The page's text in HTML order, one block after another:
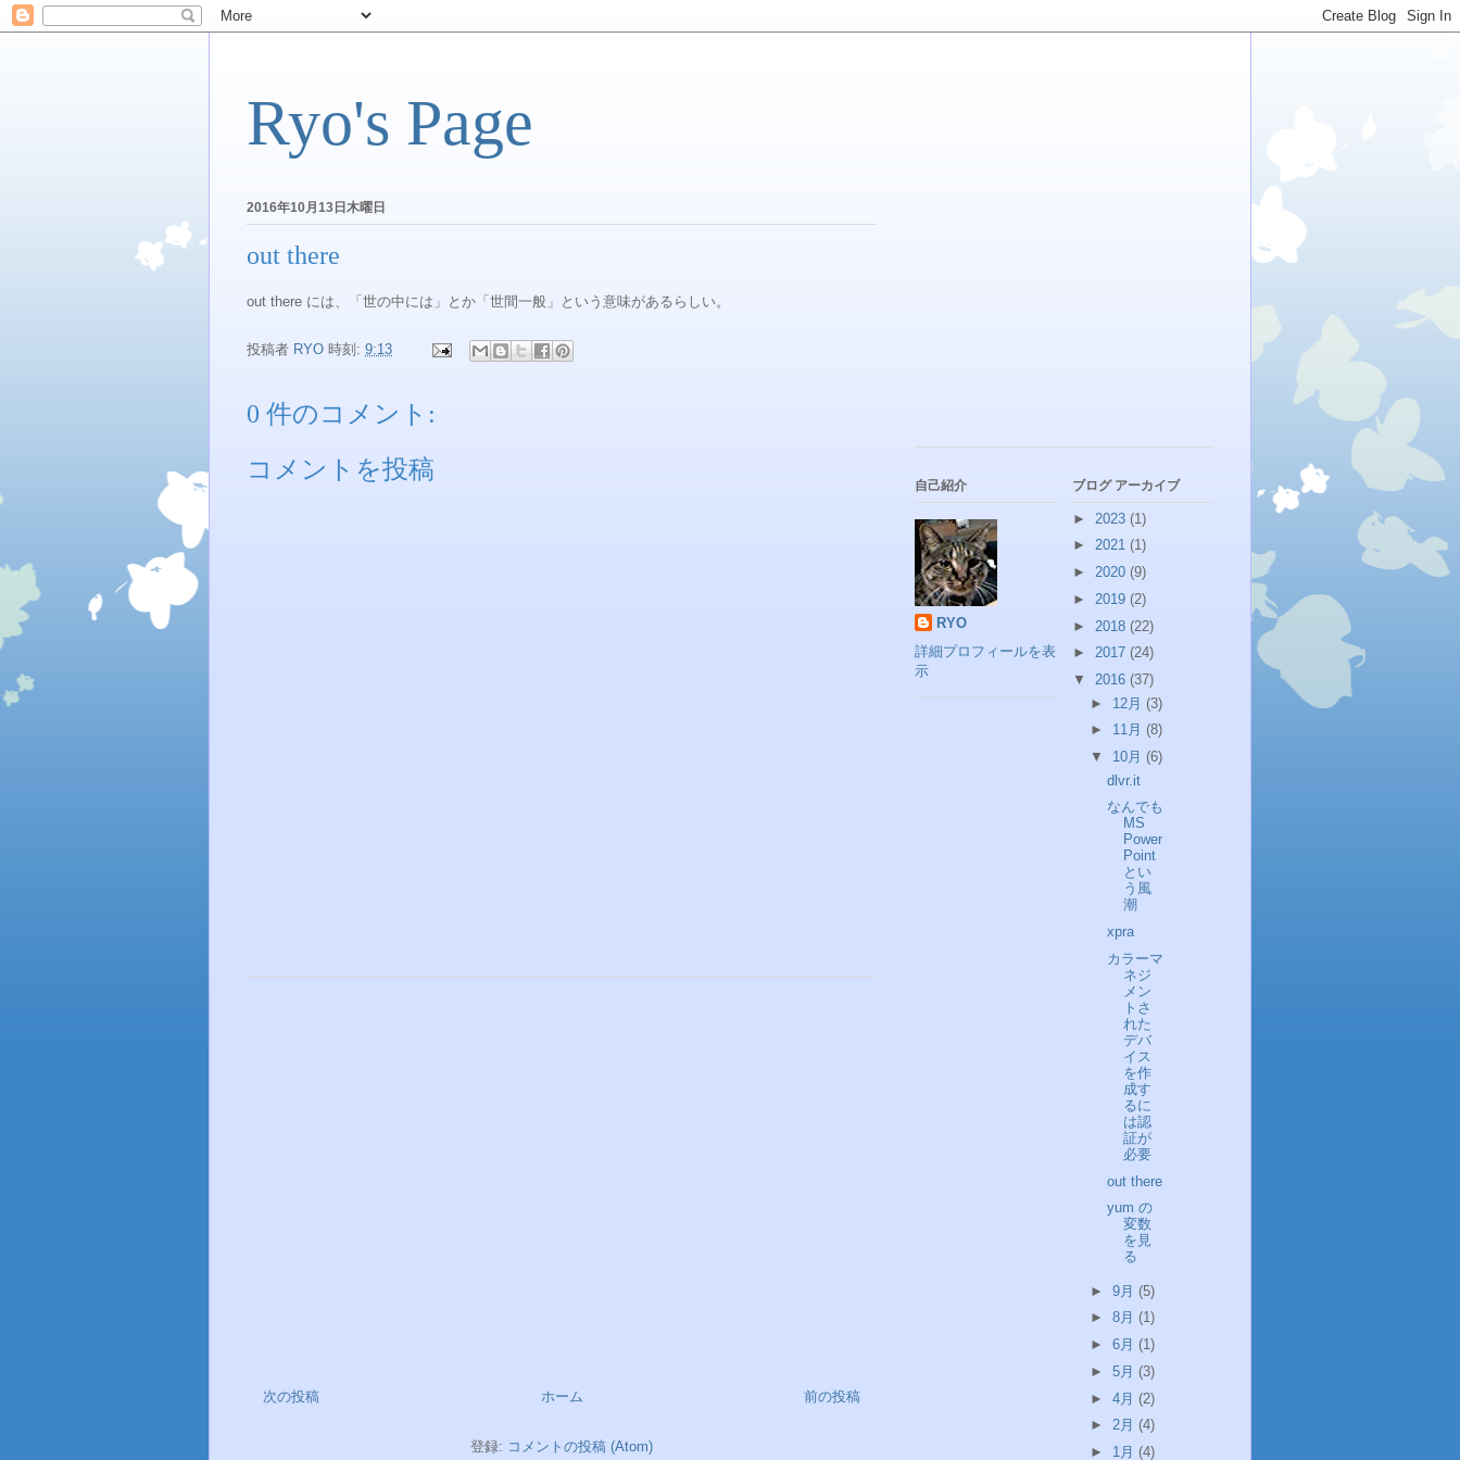
Ryo's Page
2016年10月13日木曜日
out there
out there には、「世の中には」とか「世間一般」という意味があるらしい。
投稿者 RYO 時刻: 9:13
0 件のコメント:
コメントを投稿
次の投稿 前の投稿
ホーム
登録: コメントの投稿 (Atom)
自己紹介
RYO
詳細プロフィールを表
示
ブログ アーカイブ
► 2023 (1)
► 2021 (1)
► 2020 (9)
► 2019 (2)
► 2018 (22)
► 2017 (24)
▼ 2016 (37)
► 12月 (3)
► 11月 (8)
▼ 10月 (6)
dlvr.it
なんでも
MS
Power
Point
とい
う風
潮
xpra
カラーマ
ネジ
メン
トさ
れた
デバ
イス
を作
成す
るに
は認
証が
必要
out there
yum の
変数
を見
る
► 9月 (5)
► 8月 (1)
► 6月 (1)
► 5月 (3)
► 4月 (2)
► 2月 (4)
► 1月 (4)